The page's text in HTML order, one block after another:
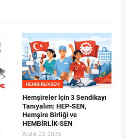
HEMBIRLIKSEN
Hemşireler İçin 3 Sendikayı
Tanıyalım: HEP-SEN,
Hemşire Birliği ve
HEMBİRLİK-SEN
Aralık 23, 2025